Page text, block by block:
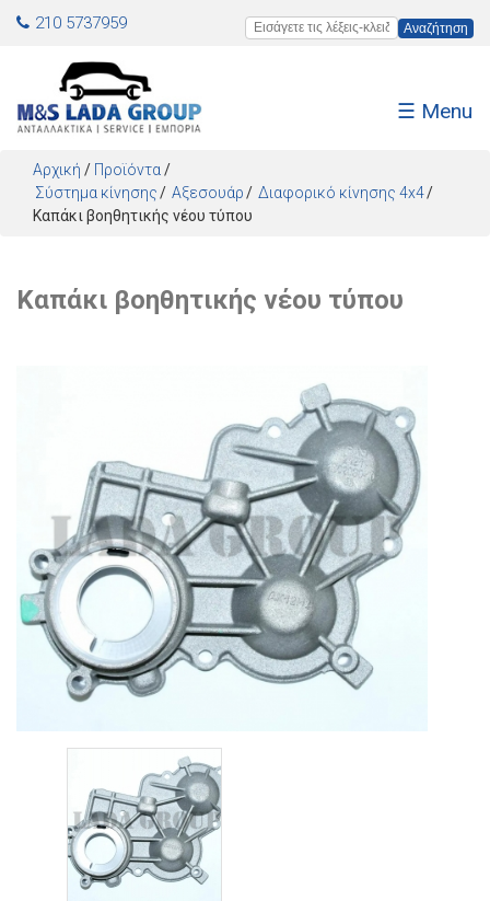
Jump to navigation
210 5737959 Εισάγετε τις λέξεις-κλειδιά
☰ Menu
Αρχική / Προϊόντα /
Σύστημα κίνησης
Αξεσουάρ
Διαφορικό κίνησης 4x4
Καπάκι βοηθητικής νέου τύπου
Καπάκι βοηθητικής νέου τύπου